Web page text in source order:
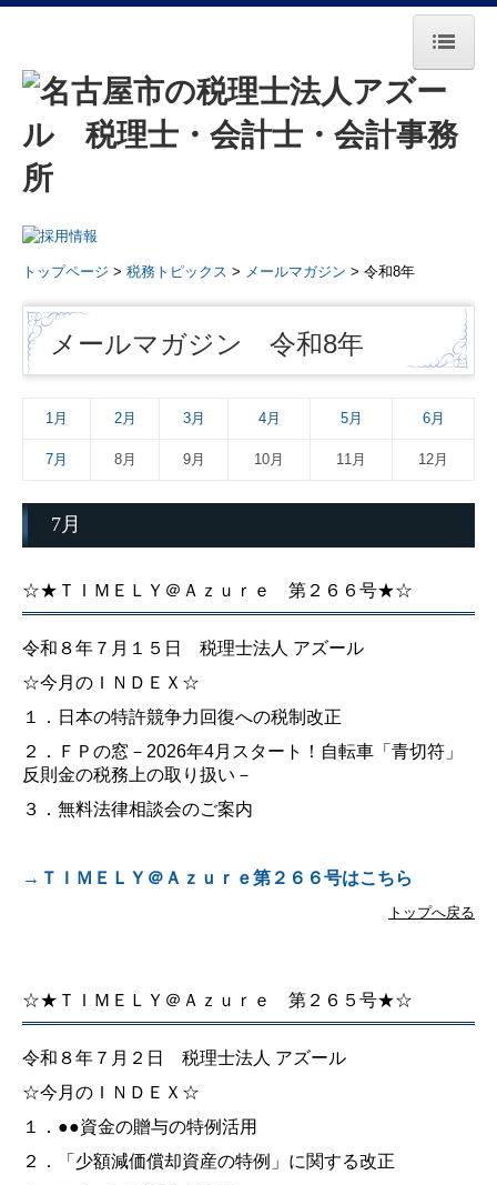
トップページ
事務所紹介
基本理念・法人概要
著書・共著のご案内
法人の皆様
個人の皆様
公益法人の皆様
社会福祉法人の皆様
節税対策
無料法律相談会のご案内
最新税制
相続税ミニコラム
税制改正について
トップページ > 税務トピックス > メールマガジン > 令和8年
メールマガジン 令和8年
1月 2月 3月 4月 5月 6月
7月 8月 9月 10月 11月 12月
7月
☆★ＴＩＭＥＬＹ＠Ａｚｕｒｅ 第２６６号★☆
令和８年７月１５日 税理士法人 アズール
☆今月のＩＮＤＥＸ☆
１．日本の特許競争力回復への税制改正
２．ＦＰの窓－2026年4月スタート！自転車「青切符」
反則金の税務上の取り扱い－
３．無料法律相談会のご案内
→ＴＩＭＥＬＹ＠Ａｚｕｒｅ第２６６号はこちら
トップへ戻る
☆★ＴＩＭＥＬＹ＠Ａｚｕｒｅ 第２６５号★☆
令和８年７月２日 税理士法人 アズール
☆今月のＩＮＤＥＸ☆
１． ●●資金の贈与の特例活用
２．
「少額減価償却資産の特例」に関する改正